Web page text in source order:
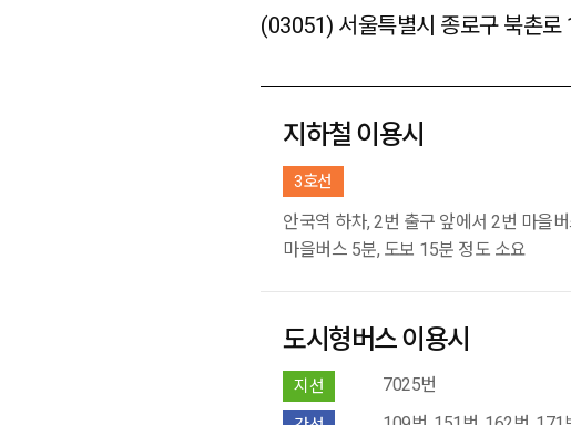
(03051) 서울특별시 종로구 북촌
지하철 이용시
3호선
안국역 하차, 2번 출구 앞에서 2번 마을
마을버스 5분, 도보 15분 정도 소요
도시형버스 이용시
지선 7025번